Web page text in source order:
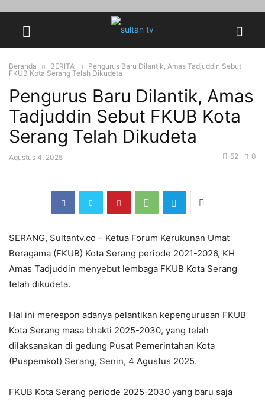
Beranda BERITA
Pengurus Baru Dilantik, Amas Tadjuddin Sebut
FKUB Kota Serang Telah Dikudeta
Pengurus Baru Dilantik, Amas
Tadjuddin Sebut FKUB Kota
Serang Telah Dikudeta
Agustus 4, 2025 0
52
SERANG, Sultantv.co – Ketua Forum Kerukunan Umat
Beragama (FKUB) Kota Serang periode 2021-2026, KH
Amas Tadjuddin menyebut lembaga FKUB Kota Serang
telah dikudeta.
Hal ini merespon adanya pelantikan kepengurusan FKUB
Kota Serang masa bhakti 2025-2030, yang telah
dilaksanakan di gedung Pusat Pemerintahan Kota
(Puspemkot) Serang, Senin, 4 Agustus 2025.
FKUB Kota Serang periode 2025-2030 yang baru saja